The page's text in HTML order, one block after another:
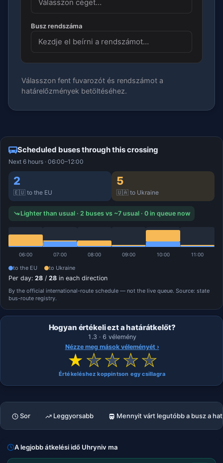
Sor Leggyorsabb Mennyit várt legutóbb a busz a
Busz rendszáma
Válasszon fent fuvarozót és rendszámot a
határelőzmények betöltéséhez.
Scheduled buses through this crossing
Next 6 hours · 06:00–12:00
2
🇪🇺 to the EU
5
🇺🇦 to Ukraine
Lighter than usual · 2 buses vs ~7 usual · 0 in queue now
06:00 07:00 08:00 09:00 10:00 11:00
to the EU to Ukraine
Per day: 28 / 28 in each direction
By the official international-route schedule — not the live queue. Source: state
bus-route registry.
Hogyan értékeli ezt a határátkelőt?
1.3 · 6 vélemény
Nézze meg mások véleményét ›
★ ★★★★
Értékeléshez koppintson egy csillagra
A legjobb átkelési idő Uhryniv ma